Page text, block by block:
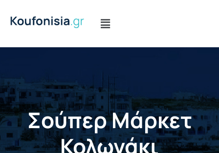
Σούπερ Μάρκετ
Κολωνάκι